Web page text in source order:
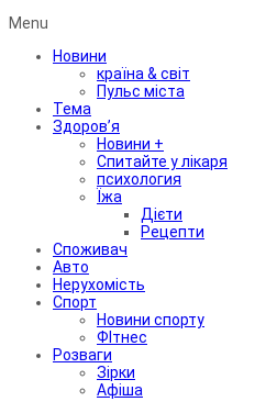
Menu
Новини
країна & світ
Пульс міста
Тема
Здоров’я
Новини +
Спитайте у лікаря
психология
Їжа
Дієти
Рецепти
Споживач
Авто
Нерухомість
Спорт
Новини спорту
ФІтнес
Розваги
Зірки
Афіша